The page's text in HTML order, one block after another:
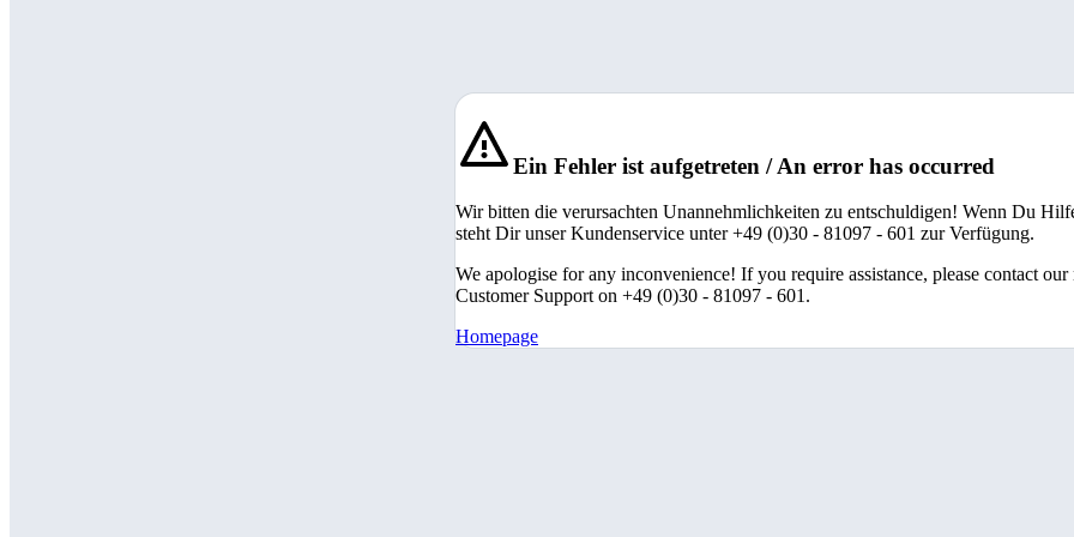
Ein Fehler ist aufgetreten / An error has occurred
Wir bitten die verursachten Unannehmlichkeiten zu entschuldigen! Wenn Du
steht Dir unser Kundenservice unter +49 (0)30 - 81097 - 601 zur Verfügung.
We apologise for any inconvenience! If you require assistance, please contact our
Customer Support on +49 (0)30 - 81097 - 601.
Homepage